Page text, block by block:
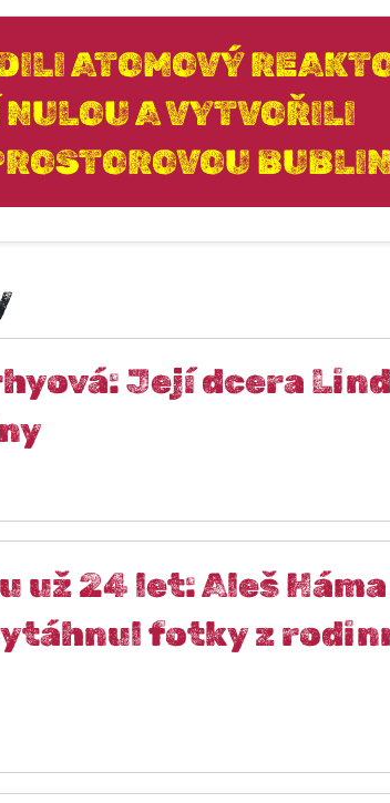
ATOMOVÝ
A VYTVOŘILI
Její dcera
už 24 let: Aleš
fotky z